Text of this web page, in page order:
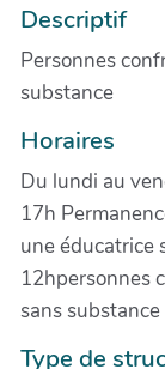
Descriptif
Personnes
substance
Horaires
Du lundi au
17h
une éducatrice
12hpersonnes
sans substance
Type de